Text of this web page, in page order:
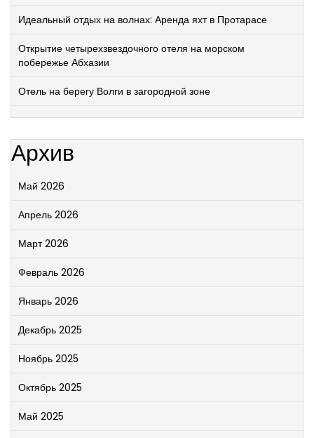
Идеальный отдых на волнах: Аренда яхт в Протарасе
Открытие четырехзвездочного отеля на морском
побережье Абхазии
Отель на берегу Волги в загородной зоне
Архив
Май 2026
Апрель 2026
Март 2026
Февраль 2026
Январь 2026
Декабрь 2025
Ноябрь 2025
Октябрь 2025
Май 2025